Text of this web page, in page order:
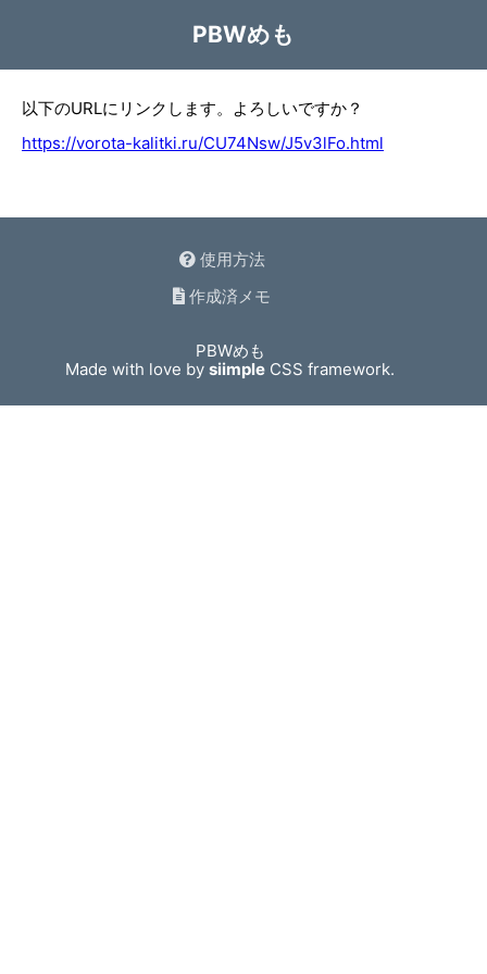
PBWめも
以下のURLにリンクします。よろしいですか？
https://vorota-kalitki.ru/CU74Nsw/J5v3lFo.html
使用方法
作成済メモ
PBWめも
Made with love bysiimple CSS framework.